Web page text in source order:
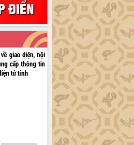
giao diện, nội
cấp thông tin
tử tỉnh